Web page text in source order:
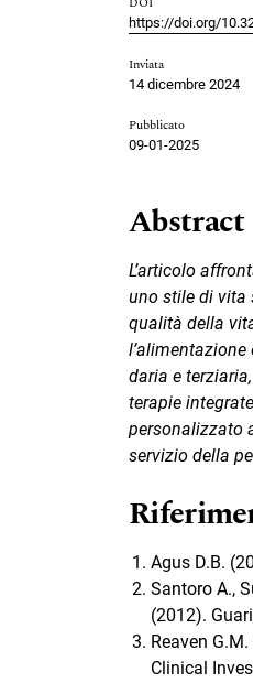
https://doi.org/
Inviata
14 dicembre 2024
Pubblicato
09-01-2025
Abstract
L’articolo
uno stile di vita
qualità della
daria e
terapie
personalizzato
servizio della
Agus D.B.
Santoro A.,
(2012).
Reaven
Clinical